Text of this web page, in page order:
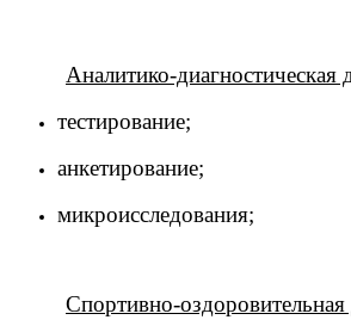
Аналитико-диагностическая
тестирование;
анкетирование;
микроисследования;
Спортивно-оздоровительная